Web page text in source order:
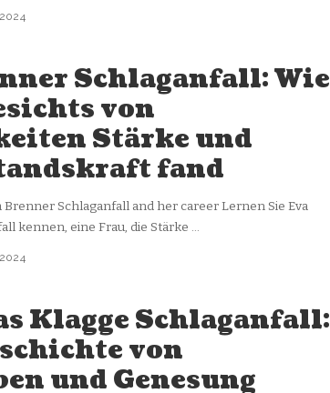
Schlaganfall: Wie
von
Stärke und
fand
Schlaganfall and her career Lernen Sie Eva
kennen, eine Frau, die Stärke ...
Klagge Schlaganfall:
von
und Genesung